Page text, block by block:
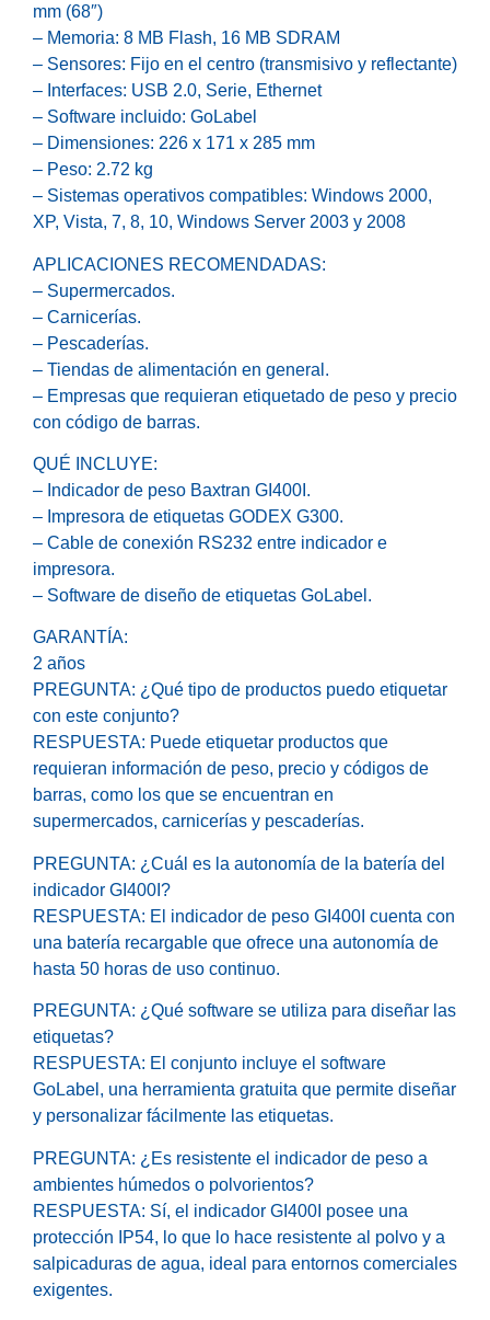
mm (68″)
– Memoria: 8 MB Flash, 16 MB SDRAM
– Sensores: Fijo en el centro (transmisivo y reflectante)
– Interfaces: USB 2.0, Serie, Ethernet
– Software incluido: GoLabel
– Dimensiones: 226 x 171 x 285 mm
– Peso: 2.72 kg
– Sistemas operativos compatibles: Windows 2000,
XP, Vista, 7, 8, 10, Windows Server 2003 y 2008
APLICACIONES RECOMENDADAS:
– Supermercados.
– Carnicerías.
– Pescaderías.
– Tiendas de alimentación en general.
– Empresas que requieran etiquetado de peso y precio
con código de barras.
QUÉ INCLUYE:
– Indicador de peso Baxtran GI400I.
– Impresora de etiquetas GODEX G300.
– Cable de conexión RS232 entre indicador e
impresora.
– Software de diseño de etiquetas GoLabel.
GARANTÍA:
2 años
PREGUNTA: ¿Qué tipo de productos puedo etiquetar
con este conjunto?
RESPUESTA: Puede etiquetar productos que
requieran información de peso, precio y códigos de
barras, como los que se encuentran en
supermercados, carnicerías y pescaderías.
PREGUNTA: ¿Cuál es la autonomía de la batería del
indicador GI400I?
RESPUESTA: El indicador de peso GI400I cuenta con
una batería recargable que ofrece una autonomía de
hasta 50 horas de uso continuo.
PREGUNTA: ¿Qué software se utiliza para diseñar las
etiquetas?
RESPUESTA: El conjunto incluye el software
GoLabel, una herramienta gratuita que permite diseñar
y personalizar fácilmente las etiquetas.
PREGUNTA: ¿Es resistente el indicador de peso a
ambientes húmedos o polvorientos?
RESPUESTA: Sí, el indicador GI400I posee una
protección IP54, lo que lo hace resistente al polvo y a
salpicaduras de agua, ideal para entornos comerciales
exigentes.